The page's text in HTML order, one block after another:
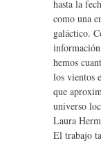
hasta la
como una
galáctico.
hemos
los vientos
que
universo
Laura
El trabajo